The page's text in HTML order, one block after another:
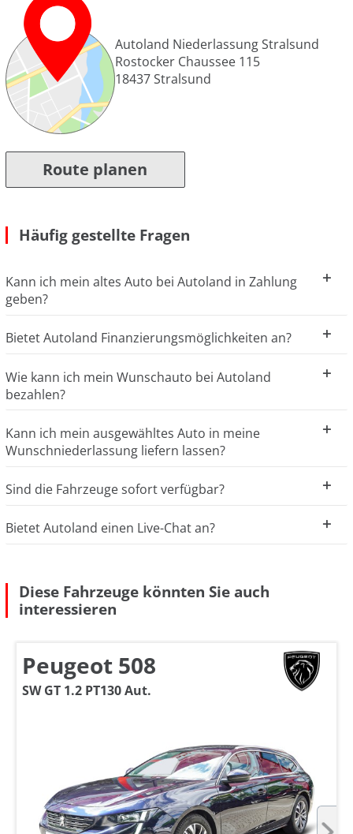
Autoland Niederlassung Stralsund
Rostocker Chaussee 115
18437Stralsund
Route planen
Häufig gestellte Fragen
Kann ich mein altes Auto bei Autoland in Zahlung
geben?
Bietet Autoland Finanzierungsmöglichkeiten an?
Wie kann ich mein Wunschauto bei Autoland
bezahlen?
Kann ich mein ausgewähltes Auto in meine
Wunschniederlassung liefern lassen?
Sind die Fahrzeuge sofort verfügbar?
Bietet Autoland einen Live-Chat an?
Diese Fahrzeuge könnten Sie auch
interessieren
Peugeot 508
SW GT 1.2 PT130 Aut.